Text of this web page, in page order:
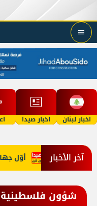
اخبار لبنان اخبار صيدا
آخر الأخبار أوّل جهاز
شؤون فلسطينية